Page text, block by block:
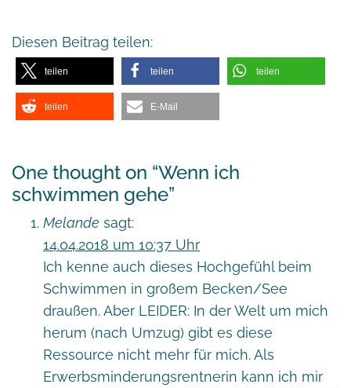
Diesen Beitrag teilen:
teilen teilen teilen
teilen E-Mail
One thought on “Wenn ich
schwimmen gehe”
Melande sagt:
14.04.2018 um 10:37 Uhr
Ich kenne auch dieses Hochgefühl beim
Schwimmen in großem Becken/See
draußen. Aber LEIDER: In der Welt um mich
herum (nach Umzug) gibt es diese
Ressource nicht mehr für mich. Als
Erwerbsminderungsrentnerin kann ich mir